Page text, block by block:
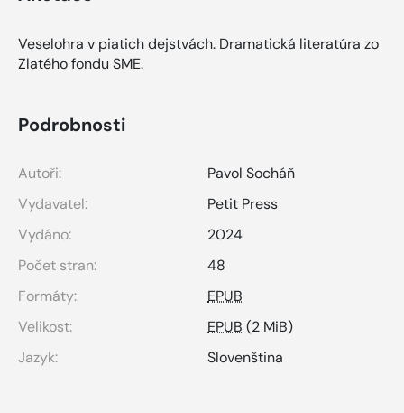
Veselohra v piatich dejstvách. Dramatická literatúra zo
Zlatého fondu SME.
Podrobnosti
Autoři:
Pavol Socháň
Vydavatel:
Petit Press
Vydáno:
2024
Počet stran:
48
Formáty:
EPUB
Velikost:
EPUB (2 MiB)
Jazyk:
Slovenština